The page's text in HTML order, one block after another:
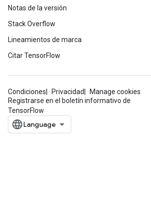
Notas de la versión
Stack Overflow
Lineamientos de marca
Citar TensorFlow
Condiciones Privacidad
Manage cookies
Registrarse en el boletín informativo de
TensorFlow